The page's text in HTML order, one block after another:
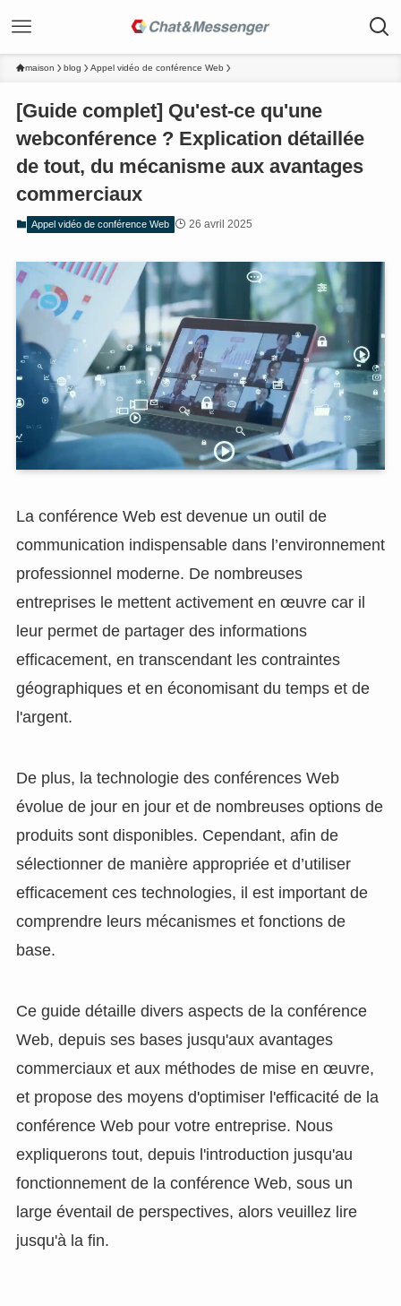
maison blog Appel vidéo de conférence Web
[Guide complet] Qu'est-ce qu'une
webconférence ? Explication détaillée
de tout, du mécanisme aux avantages
commerciaux
Appel vidéo de conférence Web 26 avril 2025
La conférence Web est devenue un outil de
communication indispensable dans l’environnement
professionnel moderne. De nombreuses
entreprises le mettent activement en œuvre car il
leur permet de partager des informations
efficacement, en transcendant les contraintes
géographiques et en économisant du temps et de
l'argent.
De plus, la technologie des conférences Web
évolue de jour en jour et de nombreuses options de
produits sont disponibles. Cependant, afin de
sélectionner de manière appropriée et d’utiliser
efficacement ces technologies, il est important de
comprendre leurs mécanismes et fonctions de
base.
Ce guide détaille divers aspects de la conférence
Web, depuis ses bases jusqu'aux avantages
commerciaux et aux méthodes de mise en œuvre,
et propose des moyens d'optimiser l'efficacité de la
conférence Web pour votre entreprise. Nous
expliquerons tout, depuis l'introduction jusqu'au
fonctionnement de la conférence Web, sous un
large éventail de perspectives, alors veuillez lire
jusqu'à la fin.